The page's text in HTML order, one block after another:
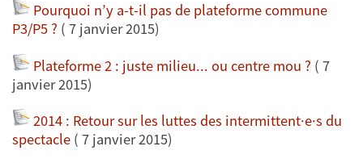
Pourquoi n’y a-t-il pas de plateforme commune
P3/P5 ? ( 7 janvier 2015)
Plateforme 2 : juste milieu... ou centre mou ? ( 7
janvier 2015)
2014 : Retour sur les luttes des intermittent·e·s du
spectacle ( 7 janvier 2015)